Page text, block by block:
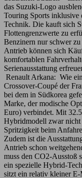
das Suzuki-Logo
Touring Sports inklusive
Technik. Die kauft sich
Flottengrenzwerte zu
Benzinern nur schwer zu
Antrieb können sich
komfortablen
Serienausstattung
Renault Arkana: Wie
Crossover-Coupé der
bei dem in Südkorea
Marke, der modische
Euro) verbindet. Mit
Hybridmodell zwar nicht
Spritzigkeit beim
Zudem ist die
Antrieb schon
muss den CO2-Ausstoß
ein spezielle Hybrid-
sitzt ein relativ kleiner